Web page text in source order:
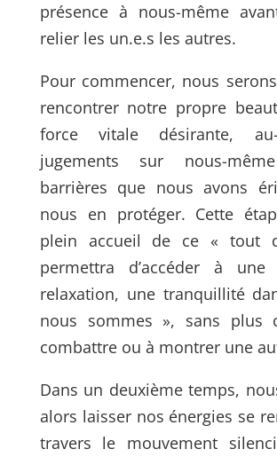
présence à nous-même
relier les un.e.s les autres.
Pour commencer, nous
rencontrer notre propre
force vitale désirante,
jugements sur nous-
barrières que nous avons
nous en protéger. Cette
plein accueil de ce « tout
permettra d’accéder à
relaxation, une tranquillité
nous sommes », sans plus
combattre ou à montrer une
Dans un deuxième temps,
alors laisser nos énergies se
travers le mouvement